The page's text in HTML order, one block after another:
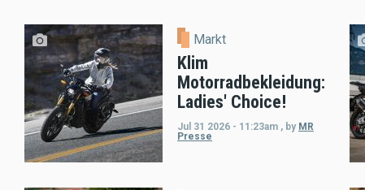
Markt
Klim
Motorradbekleidung:
Ladies' Choice!
Jul 31 2026 - 11:23am , by MR
Presse